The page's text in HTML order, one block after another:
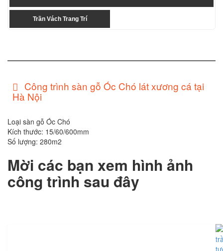
Trần Vách Trang Trí
Công trình sàn gỗ Óc Chó lát xương cá tại
Hà Nội
Loại sàn gỗ Óc Chó
Kích thước: 15/60/600mm
Số lượng: 280m2
Mời các bạn xem hình ảnh
công trình sau đây